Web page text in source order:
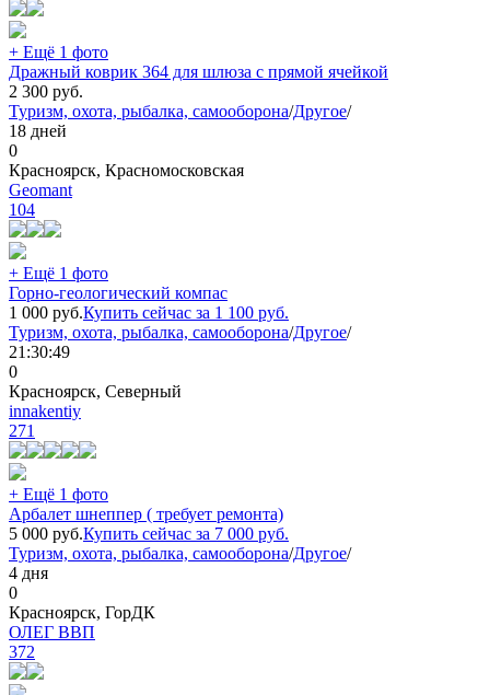
+ Ещё 1 фото
Дражный коврик 364 для шлюза с прямой ячейкой
2 300 руб.
Туризм, охота, рыбалка, самооборона/Другое/
18 дней
0
Красноярск, Красномосковская
Geomant
104
+ Ещё 1 фото
Горно-геологический компас
1 000 руб.Купить сейчас за 1 100 руб.
Туризм, охота, рыбалка, самооборона/Другое/
21:30:49
0
Красноярск, Северный
innakentiy
271
+ Ещё 1 фото
Арбалет шнеппер ( требует ремонта)
5 000 руб.Купить сейчас за 7 000 руб.
Туризм, охота, рыбалка, самооборона/Другое/
4 дня
0
Красноярск, ГорДК
ОЛЕГ ВВП
372